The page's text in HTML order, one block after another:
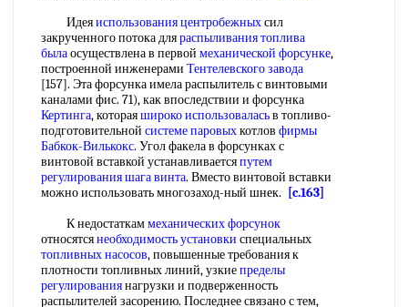
Идеяиспользования центробежныхсил
закрученного потока дляраспыливания топлива
былаосуществлена в первой механической форсунке,
построенной инженерами Тентелевского завода
[157]. Эта форсунка имела распылитель с винтовыми
каналами фис. 71), как впоследствии и форсунка
Кертинга, котораяшироко использоваласьв топливо-
подготовительной системе паровыхкотлов фирмы
Бабкок-Вилькокс. Угол факела в форсунках с
винтовой вставкой устанавливаетсяпутем
регулированияшага винта. Вместо винтовой вставки
можно использовать многозаход-ный шнек.
[c.163]
К недостаткаммеханических форсунок
относятсянеобходимость установки специальных
топливных насосов, повышенные требования к
плотности топливных линий, узкиепределы
регулированиянагрузки и подверженность
распылителей засорению. Последнее связано с тем,